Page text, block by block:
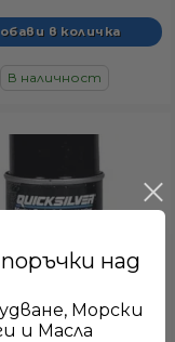
В наличност
над
Морски
и Масла